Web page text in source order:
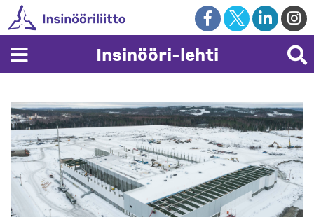
Skip
to
content
Insinööri-lehti